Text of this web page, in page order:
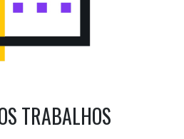
TRABALHOS